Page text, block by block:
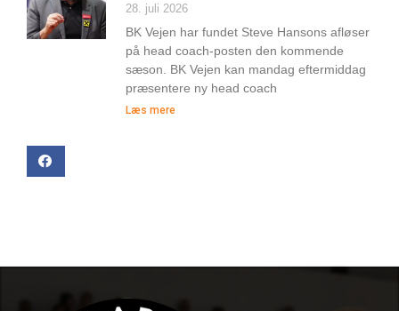
28. juli 2026
BK Vejen har fundet Steve Hansons afløser
på head coach-posten den kommende
sæson. BK Vejen kan mandag eftermiddag
præsentere ny head coach
Læs mere